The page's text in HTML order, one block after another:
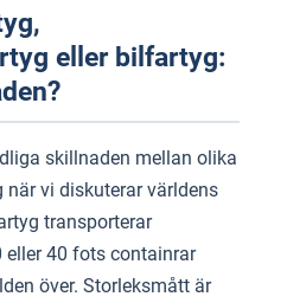
eller bilfartyg:
skillnaden mellan olika
när vi diskuterar världens
transporterar
eller 40 fots containrar
över. Storleksmått är